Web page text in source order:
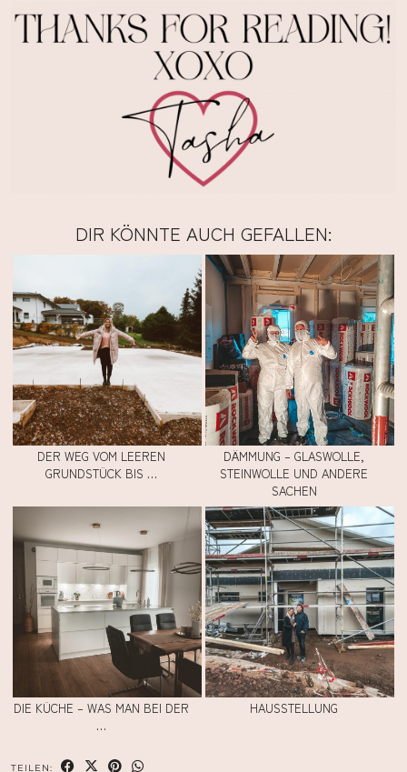
DIR KÖNNTE AUCH GEFALLEN:
DER WEG VOM LEEREN
GRUNDSTÜCK BIS …
DÄMMUNG – GLASWOLLE,
STEINWOLLE UND ANDERE
SACHEN
DIE KÜCHE – WAS MAN BEI DER
…
HAUSSTELLUNG
TEILEN: